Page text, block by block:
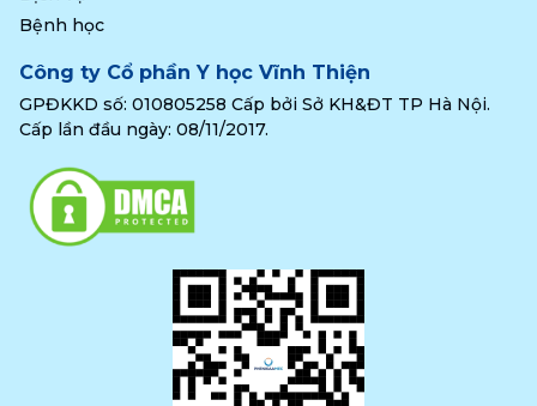
Bệnh học
Công ty Cổ phần Y học Vĩnh Thiện
GPĐKKD số: 010805258 Cấp bởi Sở KH&ĐT TP Hà Nội.
Cấp lần đầu ngày: 08/11/2017.